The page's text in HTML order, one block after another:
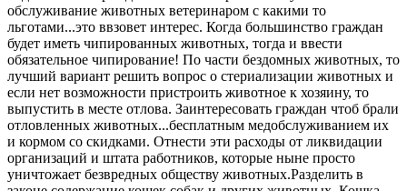
обслуживание животных ветеринаром с какими то
льготами...это ввзовет интерес. Когда большинство граждан
будет иметь чипированных животных, тогда и ввести
обязательное чипирование! По части бездомных животных, то
лучший вариант решить вопрос о стериализации животных и
если нет возможности пристроить животное к хозяину, то
выпустить в месте отлова. Заинтересовать граждан чтоб брали
отловленных животных...бесплатным медобслуживанием их
и кормом со скидками. Отнести эти расходы от ликвидации
организаций и штата работников, которые ныне просто
уничтожает безвредных обществу животных.Разделить в